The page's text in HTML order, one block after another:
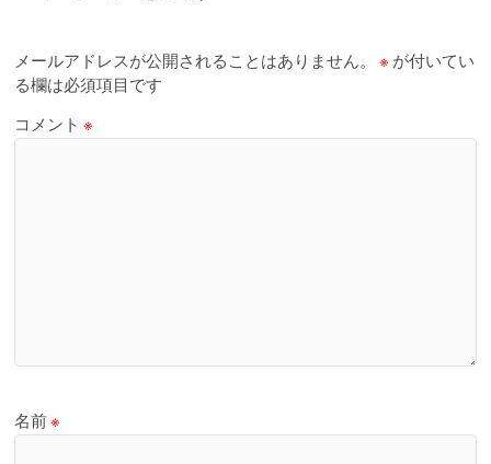
メールアドレスが公開されることはありません。 ※ が付いてい
る欄は必須項目です
コメント※
名前※